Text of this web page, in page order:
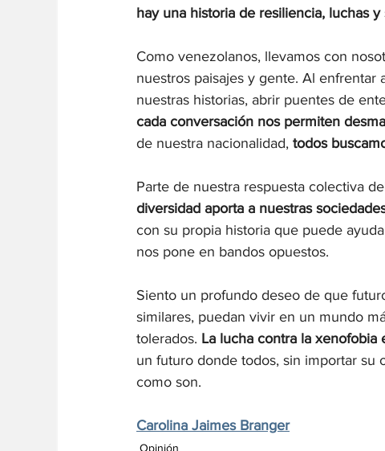
hay una historia de resiliencia, luchas y
Como venezolanos, llevamos con
nuestros paisajes y gente. Al
nuestras historias, abrir puentes de
cada conversación nos permiten
de nuestra nacionalidad, todos
Parte de nuestra respuesta colectiva
diversidad aporta a nuestras
con su propia historia que puede
nos pone en bandos opuestos.
Siento un profundo deseo de que
similares, puedan vivir en un mundo
tolerados. La lucha contra la xenofobia
un futuro donde todos, sin importar
como son.
Carolina Jaimes Branger
Opinión